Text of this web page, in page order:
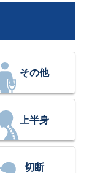
その他
上半身
切断